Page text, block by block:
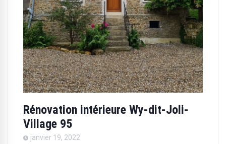
Rénovation intérieure Wy-dit-Joli-
Village 95
janvier 19, 2022